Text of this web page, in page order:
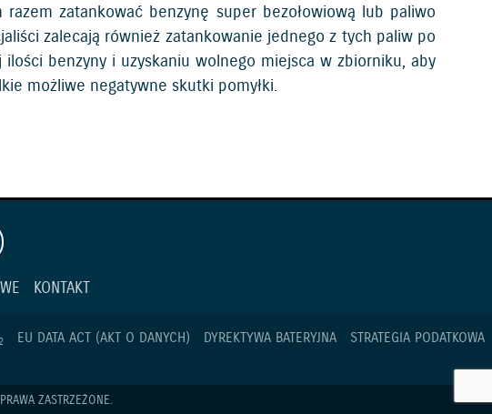
razem zatankować benzynę super bezołowiową lub paliwo
zalecają również zatankowanie jednego z tych paliw po
ilości benzyny i uzyskaniu wolnego miejsca w zbiorniku, aby
możliwe negatywne skutki pomyłki.
KONTAKT
2 EU DATA ACT (AKT O DANYCH) DYREKTYWA BATERYJNA
STRATEGIA PODATKOWA
ZASTRZEŻONE.